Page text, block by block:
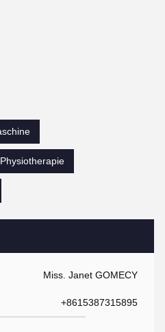
Miss. Janet GOMECY
+8615387315895